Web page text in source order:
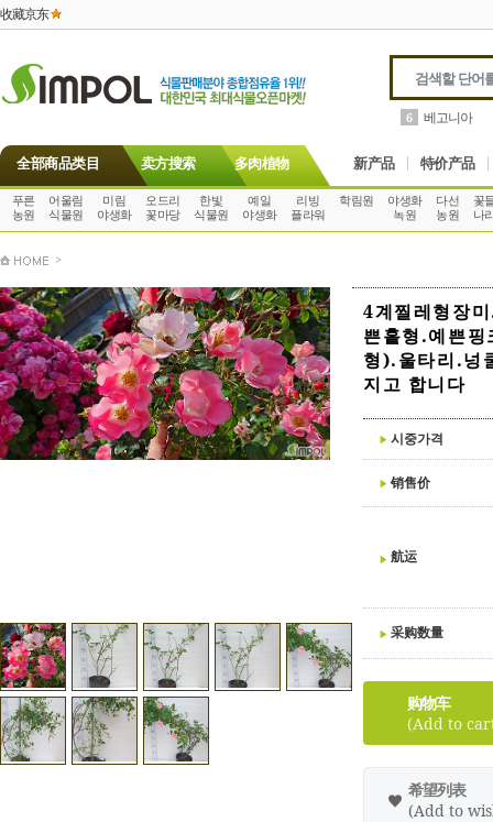
收藏京东
7 제라늄
全部商品类目 卖方搜索 多肉植物 新产品 特价产品
푸른
농원
어울림
식물원
미림
야생화
오드리
꽃마당
한빛
식물원
예일
야생화
리빙
플라워
학림원
야생화
녹원
다선
농원
꽃
나
>
4계찔레형장
쁜홑형.예쁜
형).울타리.넝
지고 합니다
시중가격
销售价
航运
采购数量
购物车
(Add to
希望列表
(Add to